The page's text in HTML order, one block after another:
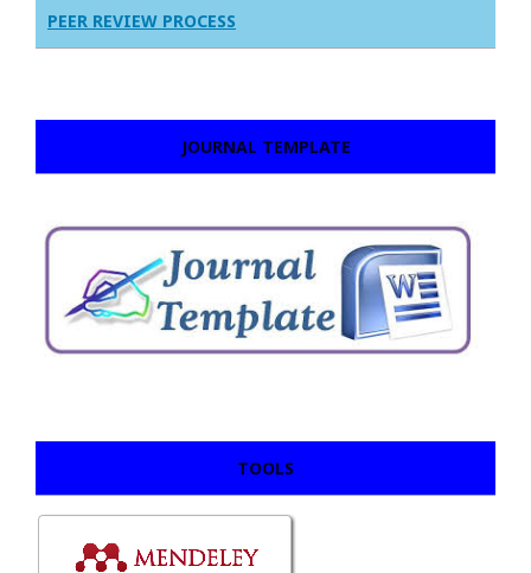
PEER REVIEW PROCESS
JOURNAL TEMPLATE
TOOLS